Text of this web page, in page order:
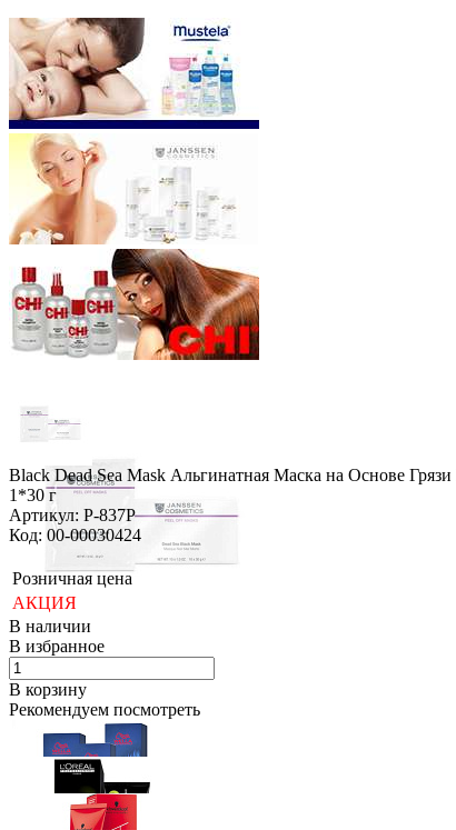
Black Dead Sea Mask Альгинатная Маска на Основе
1*30 г
Артикул: P-837P
Код: 00-00030424
Розничная цена
АКЦИЯ
В наличии
В избранное
В корзину
Рекомендуем посмотреть